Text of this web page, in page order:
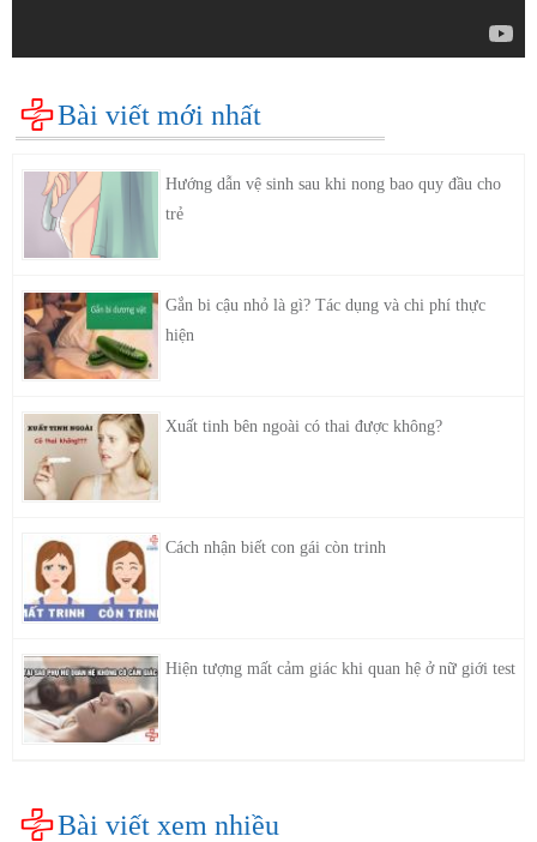
Bài viết mới nhất
Hướng dẫn vệ sinh sau khi nong bao quy đầu cho
trẻ
Gắn bi cậu nhỏ là gì? Tác dụng và chi phí thực
hiện
Xuất tinh bên ngoài có thai được không?
Cách nhận biết con gái còn trinh
Hiện tượng mất cảm giác khi quan hệ ở nữ giới test
Bài viết xem nhiều